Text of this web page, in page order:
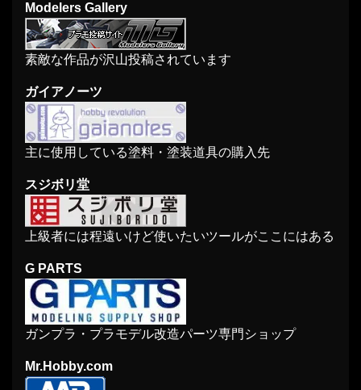
Modelers Gallery
素敵な作品が沢山投稿されています
ガイアノーツ
主に使用している塗料・塗装道具の購入先
スジボリ堂
上級者には程遠いけど使いたいツールがここにはある
G PARTS
ガンプラ・プラモデル改造パーツ専門ショップ
Mr.Hobby.com